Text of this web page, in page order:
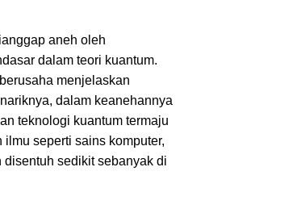
aneh oleh
dalam teori kuantum.
menjelaskan
dalam keanehannya
teknologi kuantum termaju
seperti sains komputer,
sedikit sebanyak di